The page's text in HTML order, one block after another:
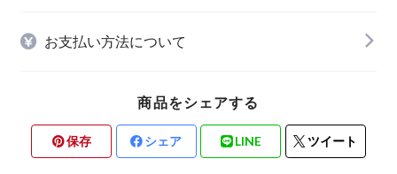
お支払い方法について
商品をシェアする
保存 シェア LINE ツイート